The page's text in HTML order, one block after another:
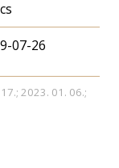
07-26
2023. 01. 06.;